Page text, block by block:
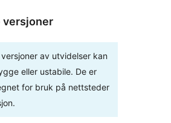
versjoner
av utvidelser kan
eller ustabile. De er
for bruk på nettsteder